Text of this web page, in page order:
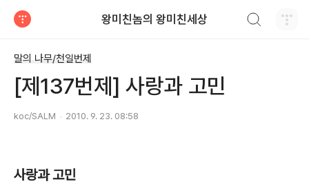
왕미친놈의 왕미친세상
말의 나무/천일번제
[제137번제] 사랑과 고민
koc/SALM 2010. 9. 23. 08:58
사랑과 고민